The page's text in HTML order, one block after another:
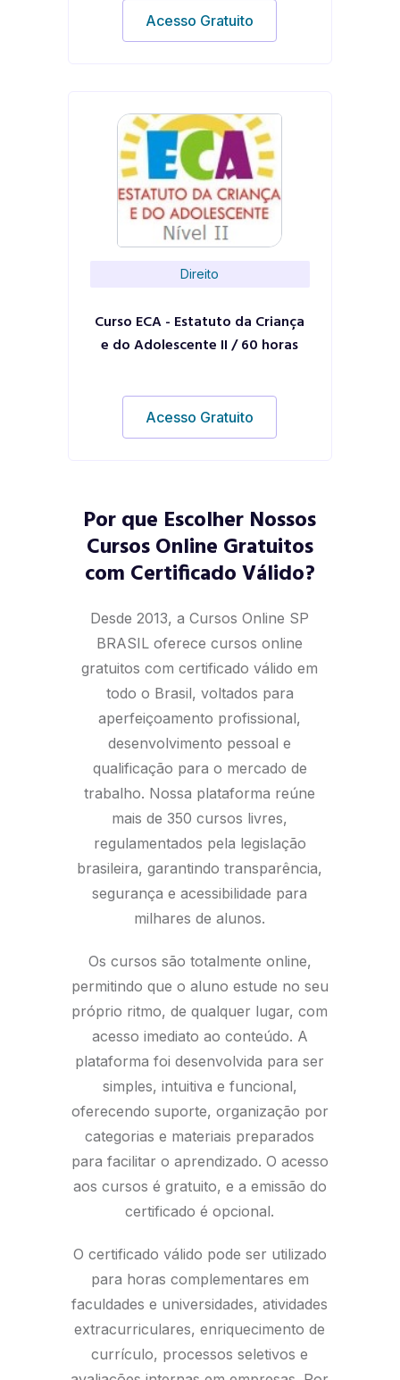
Acesso Gratuito
Direito
Curso ECA - Estatuto da Criança
e do Adolescente II / 60 horas
Acesso Gratuito
Por que Escolher Nossos
Cursos Online Gratuitos
com Certificado Válido?
Desde 2013, a Cursos Online SP
BRASIL oferece cursos online
gratuitos com certificado válido em
todo o Brasil, voltados para
aperfeiçoamento profissional,
desenvolvimento pessoal e
qualificação para o mercado de
trabalho. Nossa plataforma reúne
mais de 350 cursos livres,
regulamentados pela legislação
brasileira, garantindo transparência,
segurança e acessibilidade para
milhares de alunos.
Os cursos são totalmente online,
permitindo que o aluno estude no seu
próprio ritmo, de qualquer lugar, com
acesso imediato ao conteúdo. A
plataforma foi desenvolvida para ser
simples, intuitiva e funcional,
oferecendo suporte, organização por
categorias e materiais preparados
para facilitar o aprendizado. O acesso
aos cursos é gratuito, e a emissão do
certificado é opcional.
O certificado válido pode ser utilizado
para horas complementares em
faculdades e universidades, atividades
extracurriculares, enriquecimento de
currículo, processos seletivos e